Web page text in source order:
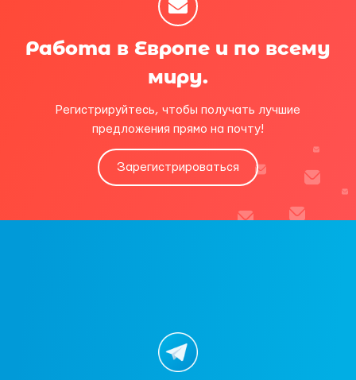
Работа в Европе и по всему
миру.
Регистрируйтесь, чтобы получать лучшие
предложения прямо на почту!
Зарегистрироваться